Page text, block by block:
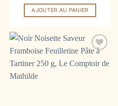
AJOUTER AU PANIER
à la